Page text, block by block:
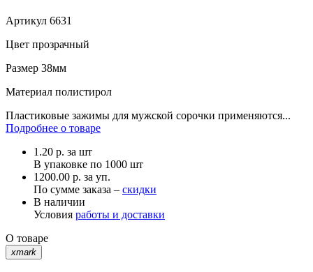
Артикул 6631
Цвет прозрачный
Размер 38мм
Материал полистирол
Пластиковые зажимы для мужской сорочки применяются...
Подробнее о товаре
1.20 р. за шт
В упаковке по 1000 шт
1200.00 р. за уп.
По сумме заказа – скидки
В наличии
Условия работы и доставки
О товаре
xmark